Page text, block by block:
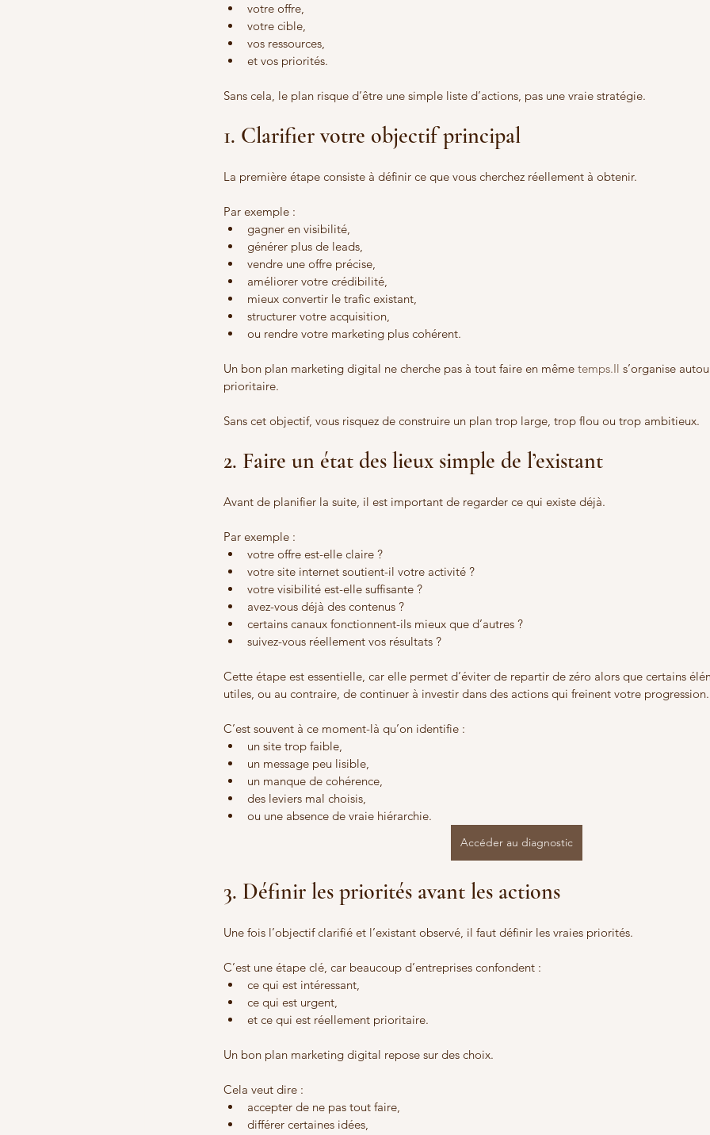
votre offre,
votre cible,
vos ressources,
et vos priorités.
Sans cela, le plan risque d’être une simple liste d’actions, pas une vraie stratégie.
1. Clarifier votre objectif principal
La première étape consiste à définir ce que vous cherchez réellement à obtenir.
Par exemple :
gagner en visibilité,
générer plus de leads,
vendre une offre précise,
améliorer votre crédibilité,
mieux convertir le trafic existant,
structurer votre acquisition,
ou rendre votre marketing plus cohérent.
Un bon plan marketing digital ne cherche pas à tout faire en même temps.Il s’organise
prioritaire.
Sans cet objectif, vous risquez de construire un plan trop large, trop flou ou trop ambitieux.
2. Faire un état des lieux simple de l’existant
Avant de planifier la suite, il est important de regarder ce qui existe déjà.
Par exemple :
votre offre est-elle claire ?
votre site internet soutient-il votre activité ?
votre visibilité est-elle suffisante ?
avez-vous déjà des contenus ?
certains canaux fonctionnent-ils mieux que d’autres ?
suivez-vous réellement vos résultats ?
Cette étape est essentielle, car elle permet d’éviter de repartir de zéro alors que certains
utiles, ou au contraire, de continuer à investir dans des actions qui freinent votre progression.
C’est souvent à ce moment-là qu’on identifie :
un site trop faible,
un message peu lisible,
un manque de cohérence,
des leviers mal choisis,
ou une absence de vraie hiérarchie.
Accéder au diagnostic
3. Définir les priorités avant les actions
Une fois l’objectif clarifié et l’existant observé, il faut définir les vraies priorités.
C’est une étape clé, car beaucoup d’entreprises confondent :
ce qui est intéressant,
ce qui est urgent,
et ce qui est réellement prioritaire.
Un bon plan marketing digital repose sur des choix.
Cela veut dire :
accepter de ne pas tout faire,
différer certaines idées,